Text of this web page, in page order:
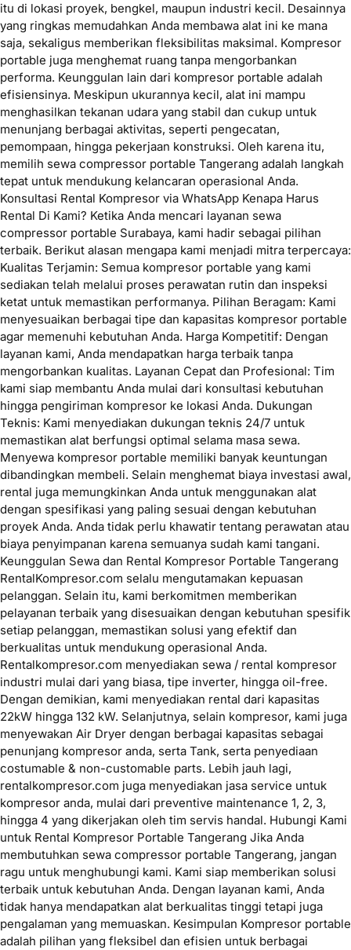
itu di lokasi proyek, bengkel, maupun industri kecil. Desainnya
yang ringkas memudahkan Anda membawa alat ini ke mana
saja, sekaligus memberikan fleksibilitas maksimal. Kompresor
portable juga menghemat ruang tanpa mengorbankan
performa. Keunggulan lain dari kompresor portable adalah
efisiensinya. Meskipun ukurannya kecil, alat ini mampu
menghasilkan tekanan udara yang stabil dan cukup untuk
menunjang berbagai aktivitas, seperti pengecatan,
pemompaan, hingga pekerjaan konstruksi. Oleh karena itu,
memilih sewa compressor portable Tangerang adalah langkah
tepat untuk mendukung kelancaran operasional Anda.
Konsultasi Rental Kompresor via WhatsApp Kenapa Harus
Rental Di Kami? Ketika Anda mencari layanan sewa
compressor portable Surabaya, kami hadir sebagai pilihan
terbaik. Berikut alasan mengapa kami menjadi mitra terpercaya:
Kualitas Terjamin: Semua kompresor portable yang kami
sediakan telah melalui proses perawatan rutin dan inspeksi
ketat untuk memastikan performanya. Pilihan Beragam: Kami
menyesuaikan berbagai tipe dan kapasitas kompresor portable
agar memenuhi kebutuhan Anda. Harga Kompetitif: Dengan
layanan kami, Anda mendapatkan harga terbaik tanpa
mengorbankan kualitas. Layanan Cepat dan Profesional: Tim
kami siap membantu Anda mulai dari konsultasi kebutuhan
hingga pengiriman kompresor ke lokasi Anda. Dukungan
Teknis: Kami menyediakan dukungan teknis 24/7 untuk
memastikan alat berfungsi optimal selama masa sewa.
Menyewa kompresor portable memiliki banyak keuntungan
dibandingkan membeli. Selain menghemat biaya investasi awal,
rental juga memungkinkan Anda untuk menggunakan alat
dengan spesifikasi yang paling sesuai dengan kebutuhan
proyek Anda. Anda tidak perlu khawatir tentang perawatan atau
biaya penyimpanan karena semuanya sudah kami tangani.
Keunggulan Sewa dan Rental Kompresor Portable Tangerang
RentalKompresor.com selalu mengutamakan kepuasan
pelanggan. Selain itu, kami berkomitmen memberikan
pelayanan terbaik yang disesuaikan dengan kebutuhan spesifik
setiap pelanggan, memastikan solusi yang efektif dan
berkualitas untuk mendukung operasional Anda.
Rentalkompresor.com menyediakan sewa / rental kompresor
industri mulai dari yang biasa, tipe inverter, hingga oil-free.
Dengan demikian, kami menyediakan rental dari kapasitas
22kW hingga 132 kW. Selanjutnya, selain kompresor, kami juga
menyewakan Air Dryer dengan berbagai kapasitas sebagai
penunjang kompresor anda, serta Tank, serta penyediaan
costumable & non-customable parts. Lebih jauh lagi,
rentalkompresor.com juga menyediakan jasa service untuk
kompresor anda, mulai dari preventive maintenance 1, 2, 3,
hingga 4 yang dikerjakan oleh tim servis handal. Hubungi Kami
untuk Rental Kompresor Portable Tangerang Jika Anda
membutuhkan sewa compressor portable Tangerang, jangan
ragu untuk menghubungi kami. Kami siap memberikan solusi
terbaik untuk kebutuhan Anda. Dengan layanan kami, Anda
tidak hanya mendapatkan alat berkualitas tinggi tetapi juga
pengalaman yang memuaskan. Kesimpulan Kompresor portable
adalah pilihan yang fleksibel dan efisien untuk berbagai